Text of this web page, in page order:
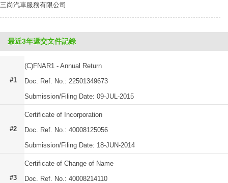
三尚汽車服務有限公司
最近3年遞交文件記錄
#1
(C)FNAR1 - Annual Return
Doc. Ref. No.: 22501349673
Submission/Filing Date: 09-JUL-2015
#2
Certificate of Incorporation
Doc. Ref. No.: 40008125056
Submission/Filing Date: 18-JUN-2014
#3
Certificate of Change of Name
Doc. Ref. No.: 40008214110